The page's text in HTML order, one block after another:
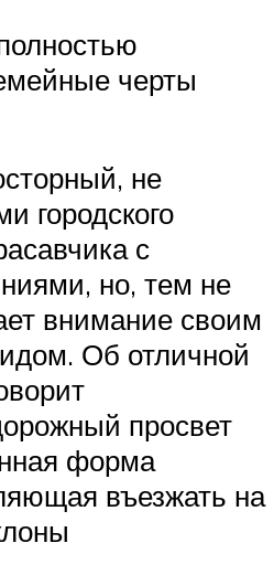
черты
не
городского
с
но, тем не
внимание своим
Об отличной
просвет
форма
въезжать на